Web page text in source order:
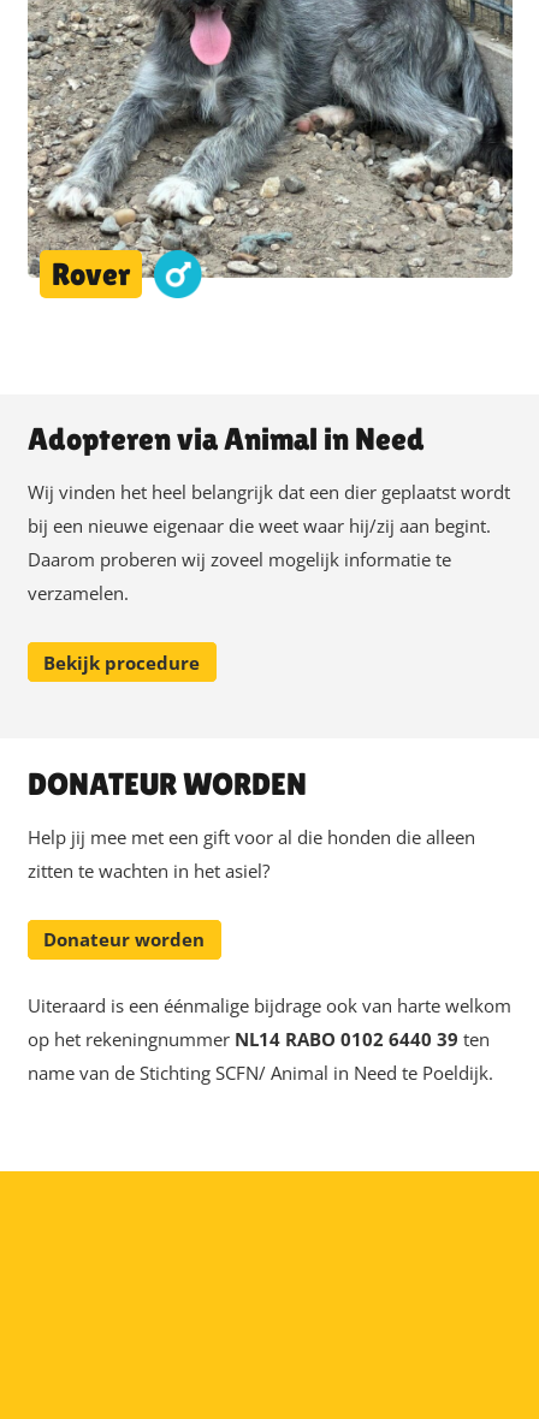
Rover
Adopteren via Animal in Need
Wij vinden het heel belangrijk dat een dier geplaatst wordt
bij een nieuwe eigenaar die weet waar hij/zij aan begint.
Daarom proberen wij zoveel mogelijk informatie te
verzamelen.
Bekijk procedure
DONATEUR WORDEN
Help jij mee met een gift voor al die honden die alleen
zitten te wachten in het asiel?
Donateur worden
Uiteraard is een éénmalige bijdrage ook van harte welkom
op het rekeningnummer NL14 RABO 0102 6440 39 ten
name van de Stichting SCFN/ Animal in Need te Poeldijk.